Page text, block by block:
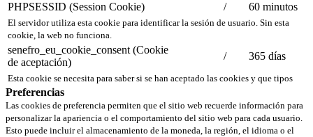
PHPSESSID (Session Cookie)
/ 60 minutos
El servidor utiliza esta cookie para identificar la sesión de usuario. Sin esta
cookie, la web no funciona.
senefro_eu_cookie_consent (Cookie
de aceptación)
/ 365 días
Esta cookie se necesita para saber si se han aceptado las cookies y que tipos
Preferencias
Las cookies de preferencia permiten que el sitio web recuerde información para
personalizar la apariencia o el comportamiento del sitio web para cada usuario.
Esto puede incluir el almacenamiento de la moneda, la región, el idioma o el